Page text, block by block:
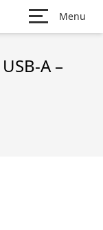
Menu
A –